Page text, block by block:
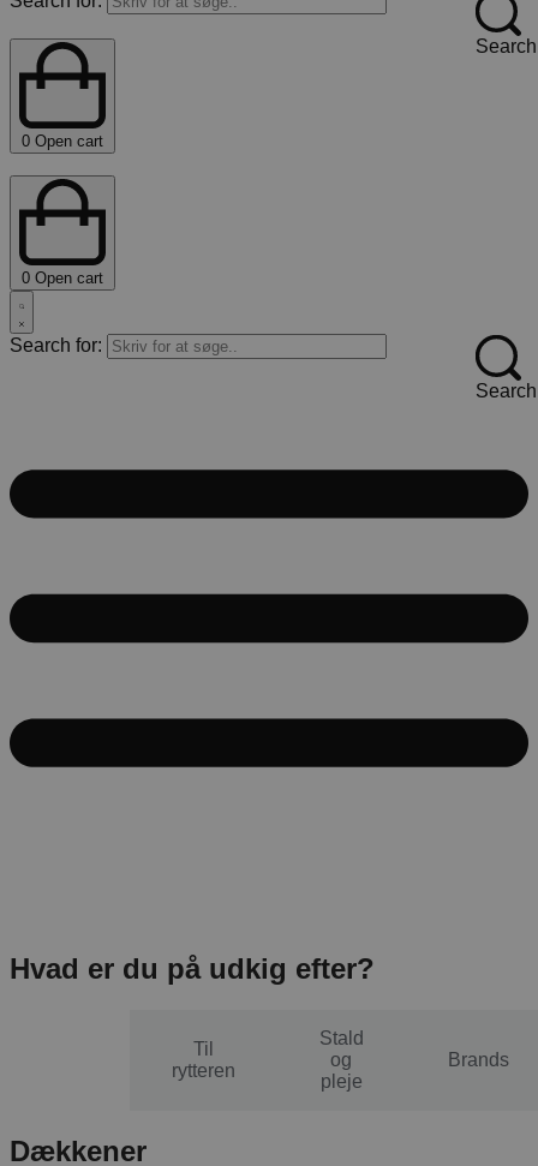
Search
0 Open cart
0 Open cart
Search for:
Search
Hvad er du på udkig efter?
Til
rytteren
Stald
og
pleje
Brands
Dækkener